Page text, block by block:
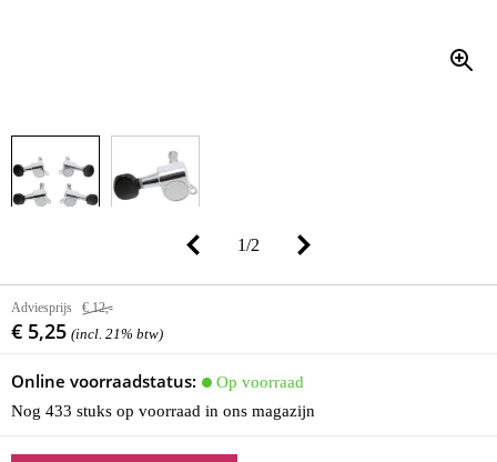
1/2
Adviesprijs € 12,-
€ 5,25 (incl. 21% btw)
Online voorraadstatus:
Op voorraad
Nog 433 stuks op voorraad in ons magazijn